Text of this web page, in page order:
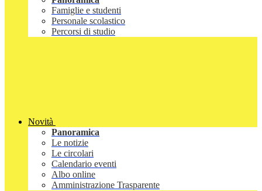
Famiglie e studenti
Personale scolastico
Percorsi di studio
Novità
Panoramica
Le notizie
Le circolari
Calendario eventi
Albo online
Amministrazione Trasparente